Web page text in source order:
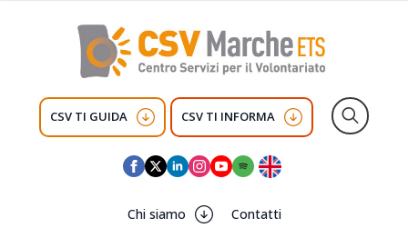
CSV TI GUIDA CSV TI INFORMA
Chi siamo Contatti